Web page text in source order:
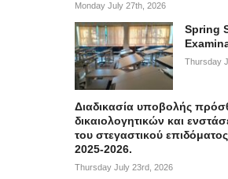
Monday July 27th, 2026
Spring
Thursday
Διαδικασία υποβολής
δικαιολογητικών και
του στεγαστικού
2025-2026.
Thursday July 23rd, 2026